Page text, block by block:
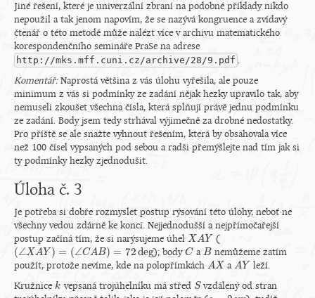
Jiné řešení, které je univerzální zbraní na podobné příklady nikdo
nepoužil a tak jenom napovím, že se nazývá kongruence a zvídavý
čtenář o této metodě může nalézt více v archivu matematického
korespondenčního semináře PraSe na adrese
http://mks.mff.cuni.cz/archive/28/9.pdf .
Komentář:Naprostá většina z vás úlohu vyřešila, ale pouze
minimum z vás si podmínky ze zadání nějak hezky upravilo tak, aby
nemuseli zkoušet všechna čísla, která splňují právě jednu podmínku
ze zadání. Body jsem tedy strhával výjimečně za drobné nedostatky.
Pro příště se ale snažte vyhnout řešením, která by obsahovala více
než 100 čísel vypsaných pod sebou a radši přemýšlejte nad tím jak si
ty podmínky hezky zjednodušit.
Úloha č. 3
Je potřeba si dobře rozmyslet postup rýsování této úlohy, neboť ne
všechny vedou zdárně ke konci. Nejjednodušší a nejpřímočařejší
postup začíná tím, že si narýsujeme úhel XAY
XAY (
(∠XAY ) = (∠CAB) = 72deg
(∠XAY)= ( ∠C AB)=72deg ); bodyC
C aB
B nemůžeme zatím
použít, protože nevíme, kde na polopřímkách AX
AX a AY
AY
leží.
Kružnice k
k vepsaná trojúhelníku má střed S
Svzdálený od stran